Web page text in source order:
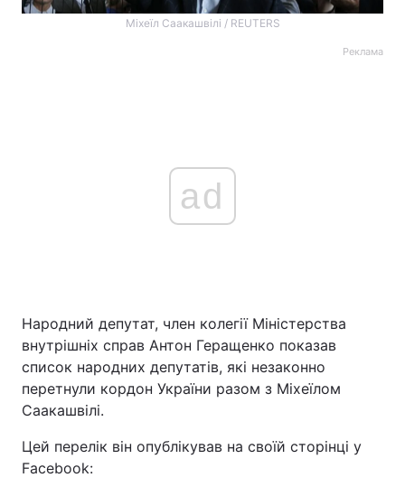
Міхеїл Саакашвілі / REUTERS
Реклама
ad
Народний депутат, член колегії Міністерства
внутрішніх справ Антон Геращенко показав
список народних депутатів, які незаконно
перетнули кордон України разом з Міхеїлом
Саакашвілі.
Цей перелік він опублікував на своїй сторінці у
Facebook: